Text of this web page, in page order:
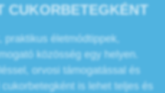
CUKORBETEGKÉNT
praktikus életmódtippek,
közösség egy helyen.
orvosi támogatással és
is lehet teljes és